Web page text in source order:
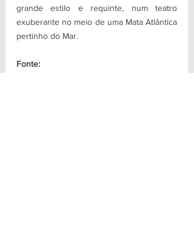
grande estilo e requinte, num teatro
exuberante no meio de uma Mata Atlântica
pertinho do Mar.
Fonte: